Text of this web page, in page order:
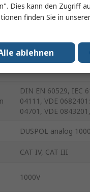
1000V ac/dc
DIN EN 60529, IEC
04111, VDE
04701, VDE
DUSPOL analog 1000
CAT IV, CAT III
1000V
Dies kann den Zugriff
finden Sie in
ablehnen